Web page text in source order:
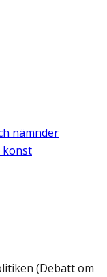
nämnder
konst
(Debatt om